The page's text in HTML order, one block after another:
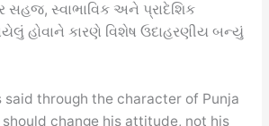
સહજ, સ્વાભાવિક અને પ્રાદેશિક
હોવાને કારણે વિશેષ ઉદાહરણીય બન્યું
said through the character of Punja
change his attitude, not his